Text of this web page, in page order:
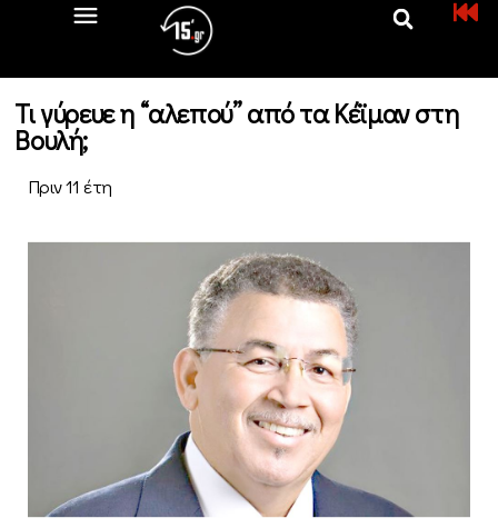
Τι γύρευε η “αλεπού” από τα Κέϊμαν στη
Βουλή;
Πριν 11 έτη